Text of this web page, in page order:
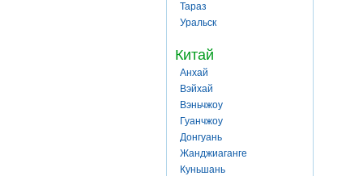
Тараз
Уральск
Китай
Анхай
Вэйхай
Вэньчжоу
Гуанчжоу
Донгуань
Жанджиаганге
Куньшань